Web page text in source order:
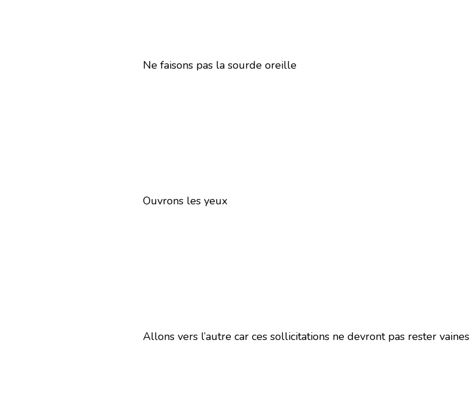
Ne faisons pas la sourde oreille
Ouvrons les yeux
Allons vers l’autre car ces sollicitations ne devront pas rester vaines